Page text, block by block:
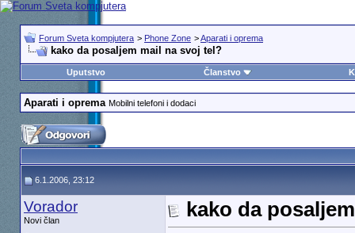
Forum Sveta kompjutera > Phone Zone >Aparati i oprema
kako da posaljem mail na svoj tel?
Uputstvo Članstvo
Aparati i oprema Mobilni telefoni i dodaci
6.1.2006, 23:12
Vorador
Novi član
kako da